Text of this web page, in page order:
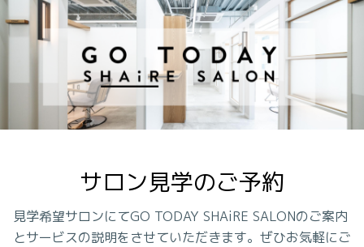
サロン見学のご予約
見学希望サロンにてGO TODAY SHAiRE SALONのご案内
とサービスの説明をさせていただきます。ぜひお気軽にご